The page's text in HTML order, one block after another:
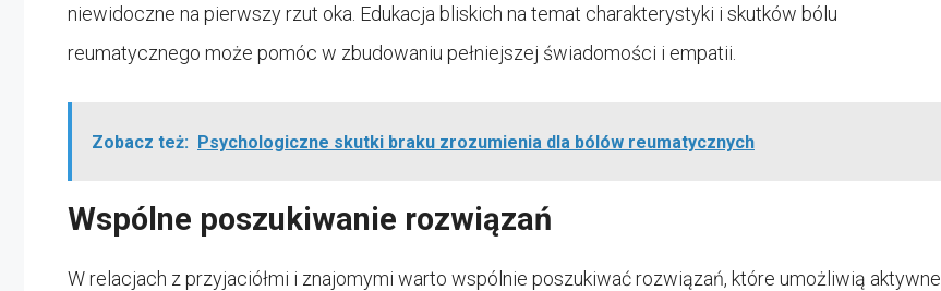
niewidoczne na pierwszy rzut oka. Edukacja bliskich na temat charakterystyki i skutków bólu
reumatycznego może pomóc w zbudowaniu pełniejszej świadomości i empatii.
Zobacz też: Psychologiczne skutki braku zrozumienia dla bólów reumatycznych
Wspólne poszukiwanie rozwiązań
W relacjach z przyjaciółmi i znajomymi warto wspólnie poszukiwać rozwiązań, które umożliwią aktywne